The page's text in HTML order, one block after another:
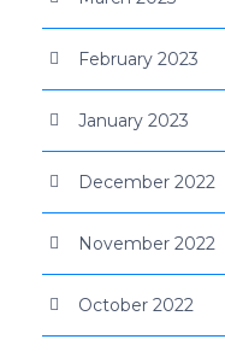
February 2023
January 2023
December 2022
November 2022
October 2022